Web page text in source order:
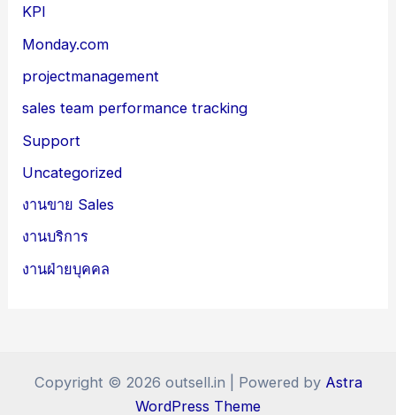
KPI
Monday.com
projectmanagement
sales team performance tracking
Support
Uncategorized
งานขาย Sales
งานบริการ
งานฝ่ายบุคคล
Copyright © 2026 outsell.in | Powered by Astra
WordPress Theme